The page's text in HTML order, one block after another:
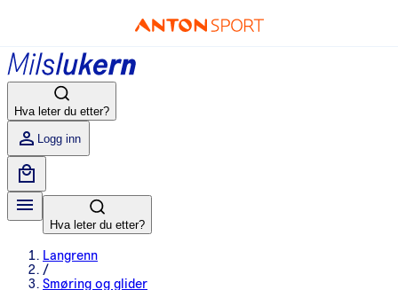
Hva leter du etter?
Logg inn
Hva leter du etter?
Langrenn
/
Smøring og glider